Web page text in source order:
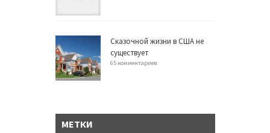
Сказочной жизни в США не
существует
65 комментариев
МЕТКИ